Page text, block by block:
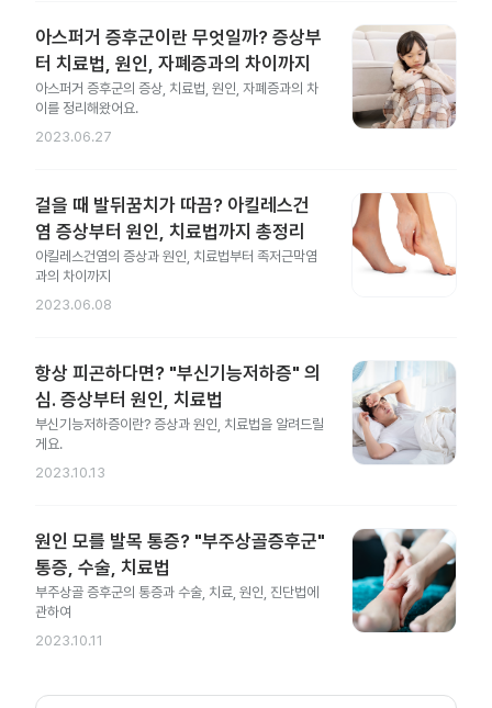
아스퍼거 증후군이란 무엇일까? 증상부
터 치료법, 원인, 자폐증과의 차이까지
아스퍼거 증후군의 증상, 치료법, 원인, 자폐증과의 차
이를 정리해왔어요.
2023.06.27
걸을 때 발뒤꿈치가 따끔? 아킬레스건
염 증상부터 원인, 치료법까지 총정리
아킬레스건염의 증상과 원인, 치료법부터 족저근막염
과의 차이까지
2023.06.08
항상 피곤하다면? "부신기능저하증" 의
심. 증상부터 원인, 치료법
부신기능저하증이란? 증상과 원인, 치료법을 알려드릴
게요.
2023.10.13
원인 모를 발목 통증? "부주상골증후군"
통증, 수술, 치료법
부주상골 증후군의 통증과 수술, 치료, 원인, 진단법에
관하여
2023.10.11